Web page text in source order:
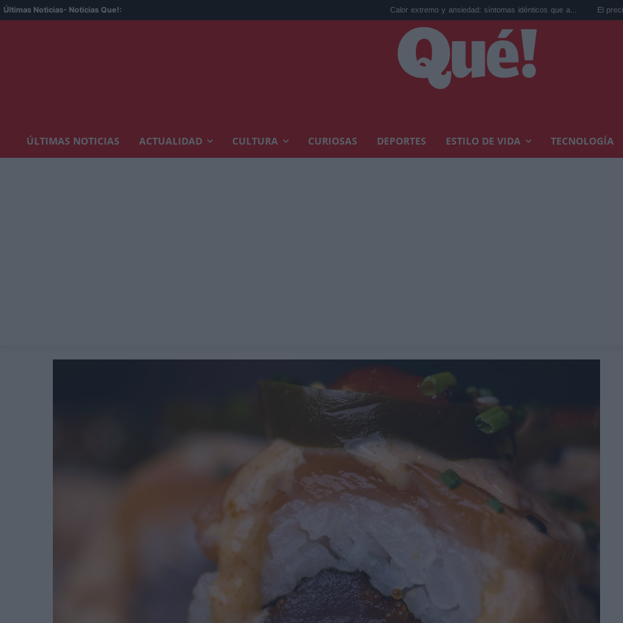
Últimas Noticias- Noticias Que!: Calor extremo y ansiedad: síntomas idénticos que a... El precio de la
ÚLTIMAS NOTICIAS ACTUALIDAD CULTURA CURIOSAS DEPORTES ESTILO DE VIDA TECNOLOGÍA